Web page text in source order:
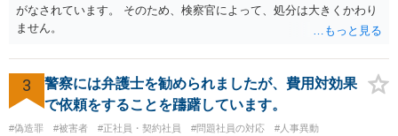
がなされています。 そのため、検察官によって、処分は大きくかわり
ません。
3
警察には弁護士を勧められましたが、費用対効果
で依頼をすることを躊躇しています。
#偽造罪 #被害者 #正社員・契約社員 #問題社員の対応 #人事異動